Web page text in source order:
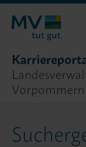
Vorpommern